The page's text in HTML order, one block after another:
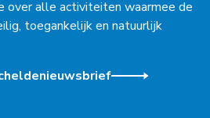
over alle activiteiten waarmee de
toegankelijk en natuurlijk